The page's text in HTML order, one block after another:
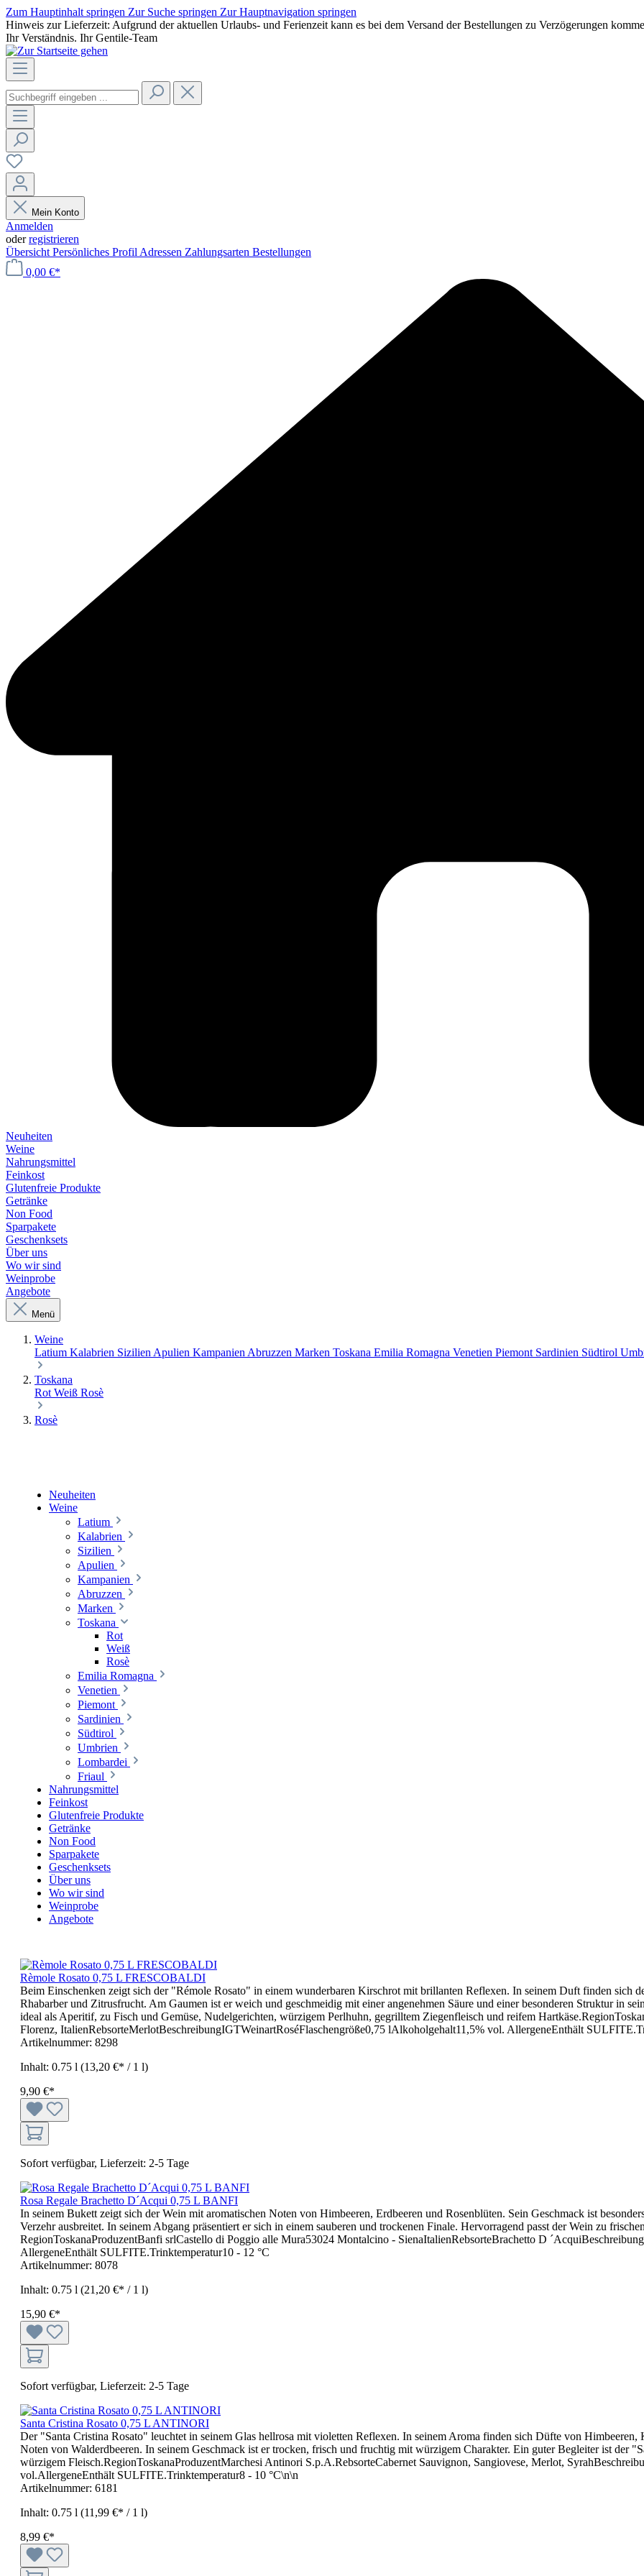
Zum Hauptinhalt springen Zur Suche springen Zur Hauptnavigation springen
Hinweis zur Lieferzeit: Aufgrund der aktuellen Urlaubs- und Ferienzeit kann es bei dem Versand der Bestellungen zu Verzögerungen
Ihr Verständnis. Ihr Gentile-Team
Mein Konto
Anmelden
oderregistrieren
Übersicht Persönliches Profil Adressen Zahlungsarten Bestellungen
0,00 €*
Neuheiten
Weine
Nahrungsmittel
Feinkost
Glutenfreie Produkte
Getränke
Non Food
Sparpakete
Geschenksets
Über uns
Wo wir sind
Weinprobe
Angebote
Menü
Weine
Latium Kalabrien SizilienApulien KampanienAbruzzen Marken Toskana Emilia Romagna Venetien Piemont Sardinien Südtirol
Toskana
RotWeiß Rosè
Rosè
Neuheiten
Weine
Latium
Kalabrien
Sizilien
Apulien
Kampanien
Abruzzen
Marken
Toskana
Rot
Weiß
Rosè
Emilia Romagna
Venetien
Piemont
Sardinien
Südtirol
Umbrien
Lombardei
Friaul
Nahrungsmittel
Feinkost
Glutenfreie Produkte
Getränke
Non Food
Sparpakete
Geschenksets
Über uns
Wo wir sind
Weinprobe
Angebote
Rèmole Rosato 0,75 L FRESCOBALDI
Beim Einschenken zeigt sich der "Rémole Rosato" in einem wunderbaren Kirschrot mit brillanten Reflexen. In seinem Duft finden sich
Rhabarber und Zitrusfrucht. Am Gaumen ist er weich und geschmeidig mit einer angenehmen Säure und einer besonderen Struktur in
ideal als Aperitif, zu Fisch und Gemüse, Nudelgerichten, würzigem Perlhuhn, gegrilltem Ziegenfleisch und reifem
Florenz, ItalienRebsorteMerlotBeschreibungIGTWeinartRoséFlaschengröße0,75 lAlkoholgehalt11,5% vol. AllergeneEnthält
Artikelnummer: 8298
Inhalt: 0.75 l (13,20 €* / 1 l)
9,90 €*
Sofort verfügbar, Lieferzeit: 2-5 Tage
Rosa Regale Brachetto D´Acqui 0,75 L BANFI
In seinem Bukett zeigt sich der Wein mit aromatischen Noten von Himbeeren, Erdbeeren und Rosenblüten. Sein Geschmack ist
Verzehr ausbreitet. In seinem Abgang präsentiert er sich in einem sauberen und trockenen Finale. Hervorragend passt der Wein zu
RegionToskanaProduzentBanfi srlCastello di Poggio alle Mura53024 Montalcino - SienaItalienRebsorteBrachetto D
AllergeneEnthält SULFITE.Trinktemperatur10 - 12 °C
Artikelnummer: 8078
Inhalt: 0.75 l (21,20 €* / 1 l)
15,90 €*
Sofort verfügbar, Lieferzeit: 2-5 Tage
Santa Cristina Rosato 0,75 L ANTINORI
Der "Santa Cristina Rosato" leuchtet in seinem Glas hellrosa mit violetten Reflexen. In seinem Aroma finden sich Düfte von
Noten von Walderdbeeren. In seinem Geschmack ist er trocken, frisch und fruchtig mit würzigem Charakter. Ein guter Begleiter ist der
würzigem Fleisch.RegionToskanaProduzentMarchesi Antinori S.p.A.RebsorteCabernet Sauvignon, Sangiovese, Merlot,
vol.AllergeneEnthält SULFITE.Trinktemperatur8 - 10 °C\n\n
Artikelnummer: 6181
Inhalt: 0.75 l (11,99 €* / 1 l)
8,99 €*